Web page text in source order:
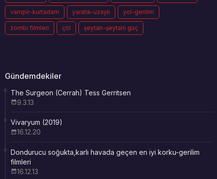
vampir-kurtadam yaratık-uzaylı yol-gerilim
zombi filmleri çöl şeytan-şeytani güç
Gündemdekiler
The Surgeon (Cerrah) Tess Gerritsen
9.3.13
Vivaryum (2019)
16.12.20
Dondurucu soğukta,karlı havada geçen en iyi korku-gerilim
filmleri
16.12.13